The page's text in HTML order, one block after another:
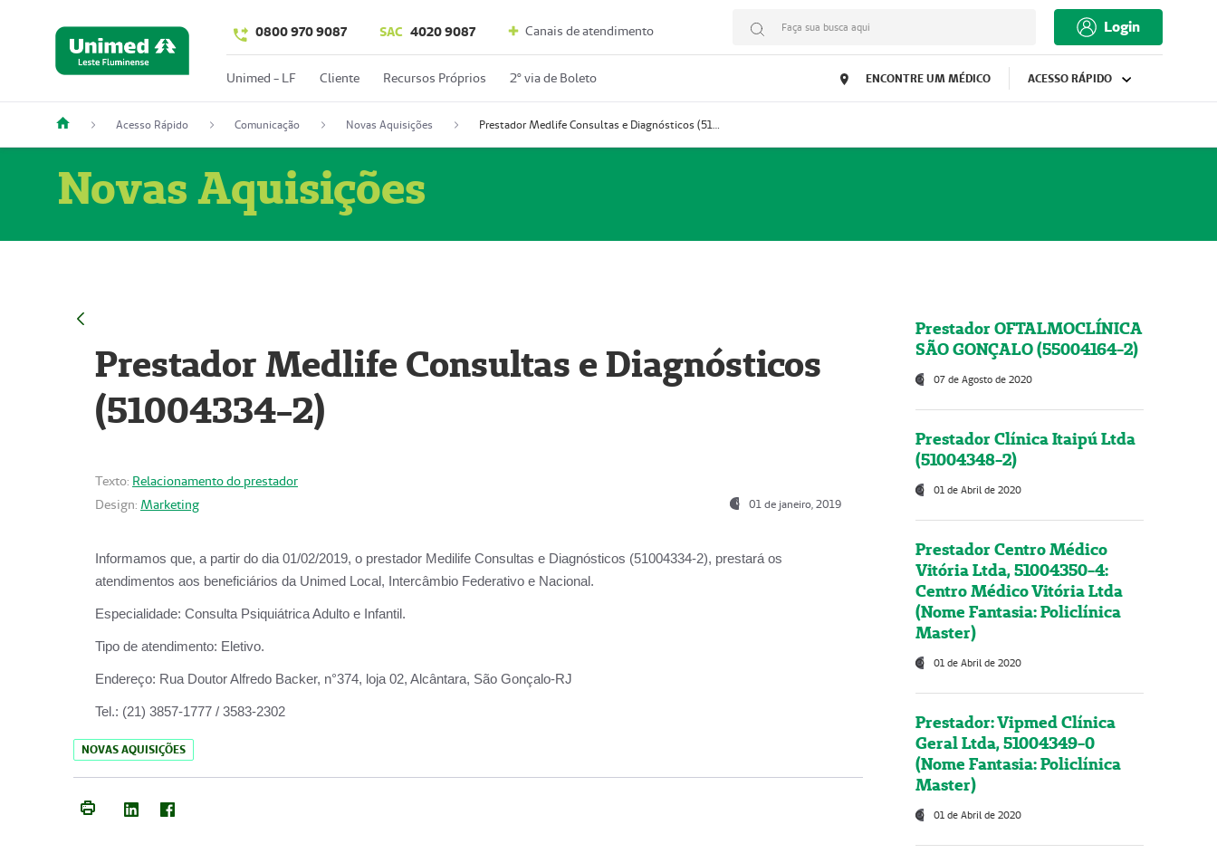
0800 970 9087 SAC 4020 9087 Canais de atendimento Faça sua busca aqui Login
Unimed - LF Cliente Recursos Próprios 2º via de Boleto ENCONTRE UM MÉDICO ACESSO RÁPIDO
Acesso Rápido Comunicação Novas Aquisições Prestador Medlife Consultas e Diagnósticos (51004334-2)
Novas Aquisições
Prestador Medlife Consultas e Diagnósticos
(51004334-2)
Texto: Relacionamento do prestador
Design: Marketing 01 de janeiro, 2019
Informamos que, a partir do dia 01/02/2019, o prestador Medilife Consultas e Diagnósticos (51004334-2), prestará os
atendimentos aos beneficiários da Unimed Local, Intercâmbio Federativo e Nacional.
Especialidade: Consulta Psiquiátrica Adulto e Infantil.
Tipo de atendimento: Eletivo.
Endereço: Rua Doutor Alfredo Backer, n°374, loja 02, Alcântara, São Gonçalo-RJ
Tel.: (21) 3857-1777 / 3583-2302
NOVAS AQUISIÇÕES
Prestador OFTALMOCLÍNICA
SÃO GONÇALO (55004164-2)
07 de Agosto de 2020
Prestador Clínica Itaipú Ltda
(51004348-2)
01 de Abril de 2020
Prestador Centro Médico
Vitória Ltda, 51004350-4:
Centro Médico Vitória Ltda
(Nome Fantasia: Policlínica
Master)
01 de Abril de 2020
Prestador: Vipmed Clínica
Geral Ltda, 51004349-0
(Nome Fantasia: Policlínica
Master)
01 de Abril de 2020